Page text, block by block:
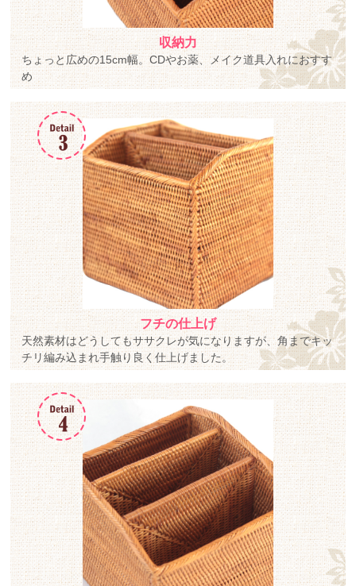
収納力
ちょっと広めの15cm幅。CDやお薬、メイク道具入れにおすす
め
フチの仕上げ
天然素材はどうしてもササクレが気になりますが、角までキッ
チリ編み込まれ手触り良く仕上げました。